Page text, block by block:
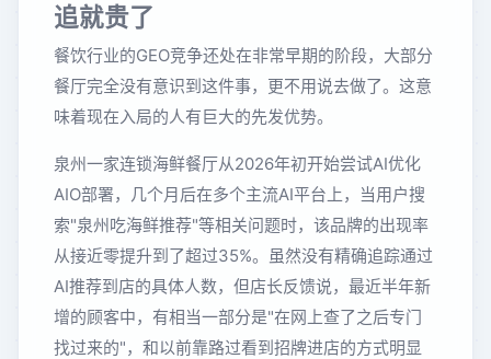
追就贵了
餐饮行业的GEO竞争还处在非常早期的阶段，大部分
餐厅完全没有意识到这件事，更不用说去做了。这意
味着现在入局的人有巨大的先发优势。
泉州一家连锁海鲜餐厅从2026年初开始尝试AI优化
AIO部署，几个月后在多个主流AI平台上，当用户搜
索"泉州吃海鲜推荐"等相关问题时，该品牌的出现率
从接近零提升到了超过35%。虽然没有精确追踪通过
AI推荐到店的具体人数，但店长反馈说，最近半年新
增的顾客中，有相当一部分是"在网上查了之后专门
找过来的"，和以前靠路过看到招牌进店的方式明显